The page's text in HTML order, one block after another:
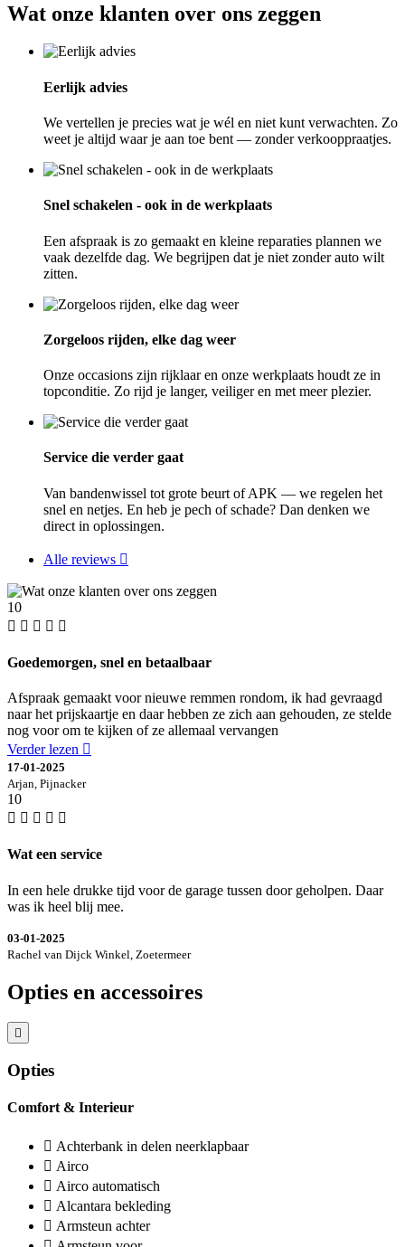
Wat onze klanten over ons zeggen
Eerlijk advies
We vertellen je precies wat je wél en niet kunt verwachten. Zo
weet je altijd waar je aan toe bent — zonder verkooppraatjes.
Snel schakelen - ook in de werkplaats
Een afspraak is zo gemaakt en kleine reparaties plannen we
vaak dezelfde dag. We begrijpen dat je niet zonder auto wilt
zitten.
Zorgeloos rijden, elke dag weer
Onze occasions zijn rijklaar en onze werkplaats houdt ze in
topconditie. Zo rijd je langer, veiliger en met meer plezier.
Service die verder gaat
Van bandenwissel tot grote beurt of APK — we regelen het
snel en netjes. En heb je pech of schade? Dan denken we
direct in oplossingen.
Alle reviews
10
Goedemorgen, snel en betaalbaar
Afspraak gemaakt voor nieuwe remmen rondom, ik had gevraagd
naar het prijskaartje en daar hebben ze zich aan gehouden, ze stelde
nog voor om te kijken of ze allemaal vervangen
Verder lezen
17-01-2025
Arjan, Pijnacker
10
Wat een service
In een hele drukke tijd voor de garage tussen door geholpen. Daar
was ik heel blij mee.
03-01-2025
Rachel van Dijck Winkel, Zoetermeer
Opties en accessoires
Opties
Comfort & Interieur
Achterbank in delen neerklapbaar
Airco
Airco automatisch
Alcantara bekleding
Armsteun achter